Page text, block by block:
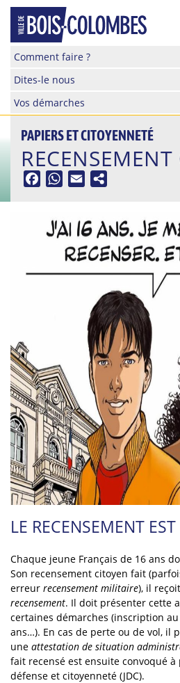
Skip
content
Site
de
la
Bois-
Colombes
Comment faire ?
Dites-le nous
Vos démarches
PAPIERS ET CITOYENNETÉ
RECENSEMENT
FacebookWhatsApp
Email
LE RECENSEMENT
Chaque jeune Français de 16 ans
Son recensement citoyen fait
erreur recensement militaire), il
recensement. Il doit présenter cette
certaines démarches (inscription
ans…). En cas de perte ou de vol, il
une attestation de situation
fait recensé est ensuite convoqué
défense et citoyenneté (JDC).